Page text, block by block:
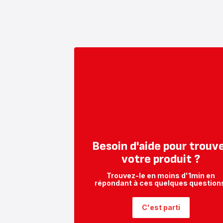
Besoin d'aide pour
votre produit ?
Trouvez-le en moins d'1min en
répondant à ces quelques
C'est parti